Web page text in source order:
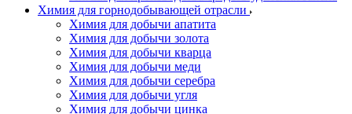
Химия для горнодобывающей отрасли
Химия для добычи апатита
Химия для добычи золота
Химия для добычи кварца
Химия для добычи меди
Химия для добычи серебра
Химия для добычи угля
Химия для добычи цинка